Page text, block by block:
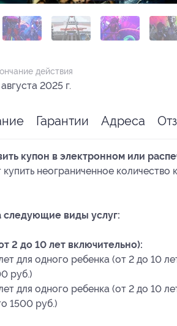
действия
2025 г.
Гарантии Адреса
купон в электронном или
неограниченное количество
следующие виды услуг:
2 до 10 лет включительно):
для одного ребенка (от 2 до 10
руб.)
для одного ребенка (от 2 до 10
1500 руб.)